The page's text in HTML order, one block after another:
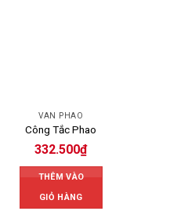
VAN PHAO
Công Tắc Phao
332.500₫
THÊM VÀO
GIỎ HÀNG